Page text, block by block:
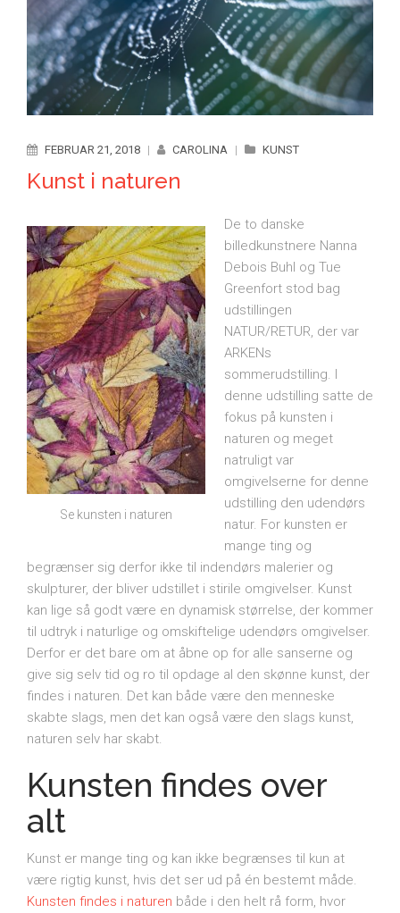
FEBRUAR 21, 2018 | CAROLINA | KUNST
Kunst i naturen
Se kunsten i naturen
De to danske
billedkunstnere Nanna
Debois Buhl og Tue
Greenfort stod bag
udstillingen
NATUR/RETUR, der var
ARKENs
sommerudstilling. I
denne udstilling satte de
fokus på kunsten i
naturen og meget
natruligt var
omgivelserne for denne
udstilling den udendørs
natur. For kunsten er
mange ting og
begrænser sig derfor ikke til indendørs malerier og
skulpturer, der bliver udstillet i stirile omgivelser. Kunst
kan lige så godt være en dynamisk størrelse, der kommer
til udtryk i naturlige og omskiftelige udendørs omgivelser.
Derfor er det bare om at åbne op for alle sanserne og
give sig selv tid og ro til opdage al den skønne kunst, der
findes i naturen. Det kan både være den menneske
skabte slags, men det kan også være den slags kunst,
naturen selv har skabt.
Kunsten findes over
alt
Kunst er mange ting og kan ikke begrænses til kun at
være rigtig kunst, hvis det ser ud på én bestemt måde.
Kunsten findes i naturen både i den helt rå form, hvor